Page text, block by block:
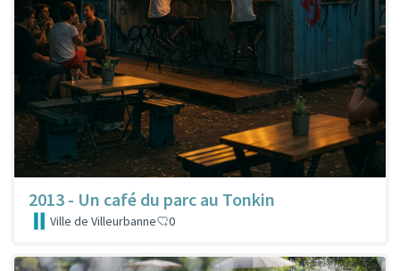
2013 - Un café du parc au Tonkin
Ville de Villeurbanne 0